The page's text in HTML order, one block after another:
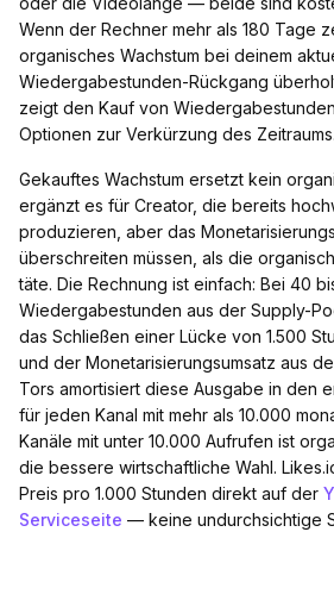
Wenn der Rechner mehr als 180 Tage
organisches Wachstum bei deinem
Wiedergabestunden-Rückgang
zeigt den Kauf von
Optionen zur Verkürzung des Zeitraums.
Gekauftes Wachstum ersetzt kein
ergänzt es für Creator, die bereits
produzieren, aber das
überschreiten müssen, als die
täte. Die Rechnung ist einfach: Bei 40
Wiedergabestunden aus der Supply-
das Schließen einer Lücke von 1.500
und der Monetarisierungsumsatz aus
Tors amortisiert diese Ausgabe in den
für jeden Kanal mit mehr als 10.000
Kanäle mit unter 10.000 Aufrufen ist
die bessere wirtschaftliche Wahl.
Preis pro 1.000 Stunden direkt auf der
Serviceseite — keine undurchsichtige